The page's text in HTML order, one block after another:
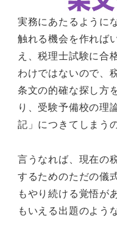
実務にあたるように
触れる機会を作れば
え、税理士試験に合
わけではないので、
条文の的確な探し方
り、受験予備校の理
記」につきてしまう
言うなれば、現在の
するためのただの儀
もやり続ける覚悟が
もいえる出題のよう